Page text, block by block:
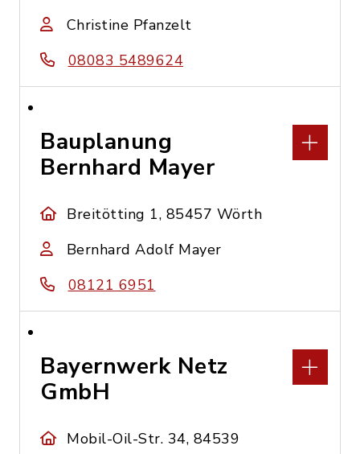
Christine Pfanzelt
08083 5489624
Bauplanung
Bernhard Mayer
Breitötting 1, 85457 Wörth
Bernhard Adolf Mayer
08121 6951
Bayernwerk Netz
GmbH
Mobil-Oil-Str. 34, 84539